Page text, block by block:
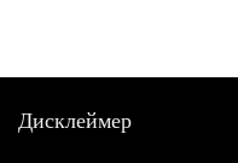
Дисклеймер